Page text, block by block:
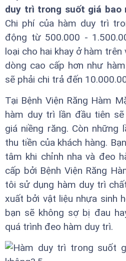
duy trì trong suốt giá bao
Chi phí của hàm duy trì
động từ 500.000 -
loại cho hai khay ở hàm trên
dòng cao cấp hơn như
sẽ phải chi trả đến
Tại Bệnh Viện Răng Hàm
hàm duy trì lần đầu tiên
giá niềng răng. Còn những
thu tiền của khách hàng.
tâm khi chỉnh nha và đeo
cấp bởi Bệnh Viện Răng
tôi sử dụng hàm duy trì
xuất bởi vật liệu nhựa sinh
bạn sẽ không sợ bị đau
quá trình đeo hàm duy trì.